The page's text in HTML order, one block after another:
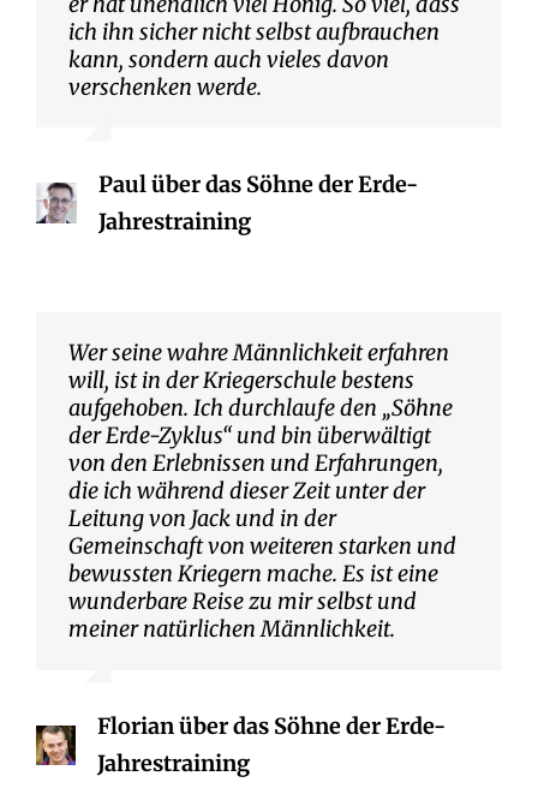
ich ihn sicher nicht selbst aufbrauchen
kann, sondern auch vieles davon
verschenken werde.
Paul über das Söhne der Erde-
Jahrestraining
Wer seine wahre Männlichkeit erfahren
will, ist in der Kriegerschule bestens
aufgehoben. Ich durchlaufe den „Söhne
der Erde-Zyklus“ und bin überwältigt
von den Erlebnissen und Erfahrungen,
die ich während dieser Zeit unter der
Leitung von Jack und in der
Gemeinschaft von weiteren starken und
bewussten Kriegern mache. Es ist eine
wunderbare Reise zu mir selbst und
meiner natürlichen Männlichkeit.
Florian über das Söhne der Erde-
Jahrestraining